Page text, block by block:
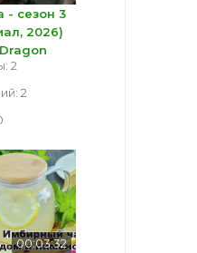
- сезон 3
2026)
2
2
00:03:32